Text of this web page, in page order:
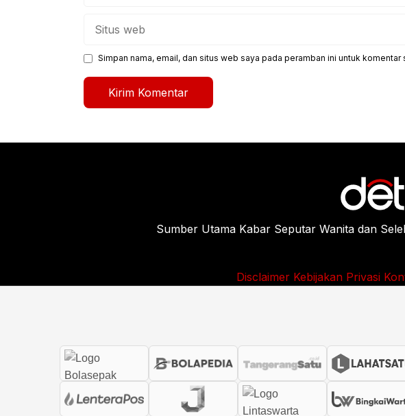
Simpan nama, email, dan situs web saya pada peramban ini untuk komentar
Sumber Utama Kabar Seputar Wanita dan
Disclaimer Kebijakan Privasi